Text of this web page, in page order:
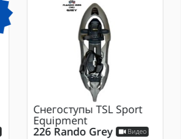
Снегоступы TSL Sport
Equipment
226 Rando Grey Видео